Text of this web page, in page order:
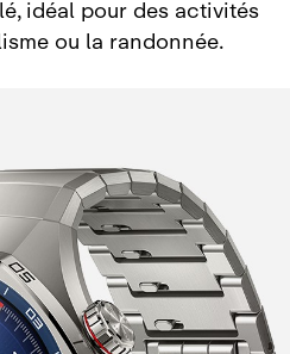
idéal pour des activités
ou la randonnée.